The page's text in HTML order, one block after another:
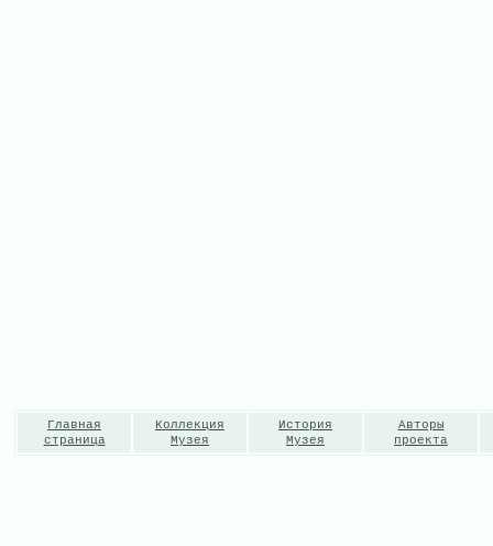
Главная
страница
Коллекция
Музея
История
Музея
Авторы
проекта